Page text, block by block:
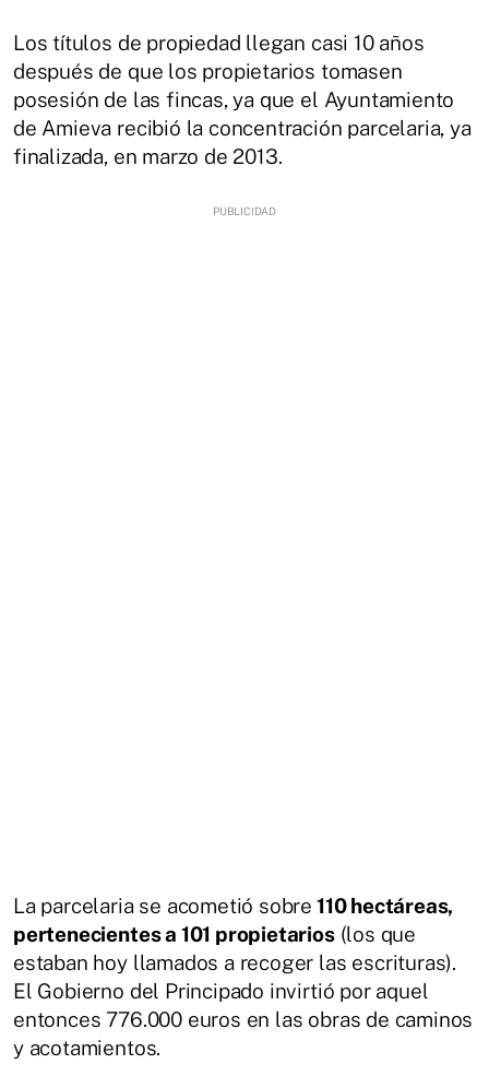
Los títulos de propiedad llegan casi 10 años
después de que los propietarios tomasen
posesión de las fincas, ya que el Ayuntamiento
de Amieva recibió la concentración parcelaria, ya
finalizada, en marzo de 2013.
La parcelaria se acometió sobre 110 hectáreas,
pertenecientes a 101 propietarios(los que
estaban hoy llamados a recoger las escrituras).
El Gobierno del Principado invirtió por aquel
entonces 776.000 euros en las obras de caminos
y acotamientos.